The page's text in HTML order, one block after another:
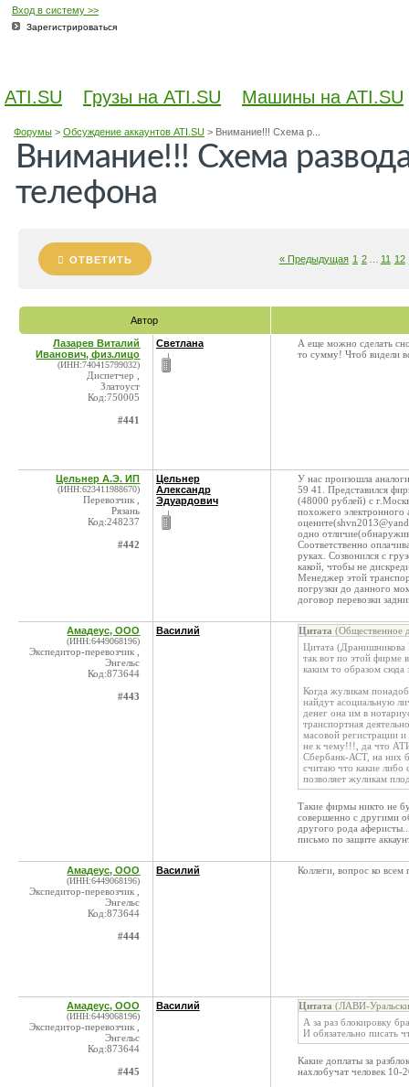
Вход в систему >>
Зарегистрироваться
ATI.SU Грузы на ATI.SU Машины на ATI.SU
Форумы> Обсуждение аккаунтов ATI.SU> Внимание!!! Схема р...
Внимание!!! Схема
телефона
ОТВЕТИТЬ « Предыдущая 1 2 11 12
Автор
Лазарев Виталий
Иванович, физ.лицо
(ИНН:740415799032)
Диспетчер ,
Златоуст
Код:750005
#441
Светлана
А еще можно сделать
то сумму! Чтоб видели
Цельнер А.Э. ИП
(ИНН:623411988670)
Перевозчик ,
Рязань
Код:248237
#442
Цельнер
Александр
Эдуардович
У нас произошла
59 41. Представился
(48000 рублей) с
похожего
одно
Соответственно
руках. Созвонился с
какой, чтобы не
Менеджер этой
погрузки до данного
договор перевозки
Амадеус, ООО
(ИНН:6449068196)
Экспедитор-перевозчик ,
Энгельс
Код:873644
#443
Василий Цитата (Общественное
Цитата
так вот по этой фирме
каким то образом сюда
Когда жуликам
найдут асоциальную
денег она им в
транспортная
масовой регистрации и
не к чему!!!, да что
Сбербанк-АСТ, на них
считаю что какие либо
позволяет жуликам
Такие фирмы никто не
совершенно с другими
другого рода
письмо по защите
Амадеус, ООО
(ИНН:6449068196)
Экспедитор-перевозчик ,
Энгельс
Код:873644
#444
Василий Коллеги, вопрос ко
Амадеус, ООО
(ИНН:6449068196)
Экспедитор-перевозчик ,
Энгельс
Код:873644
#445
Василий Цитата (ЛАВИ-
А за раз блокировку
И обязательно писать
Какие доплаты за
нахлобучат человек 10-